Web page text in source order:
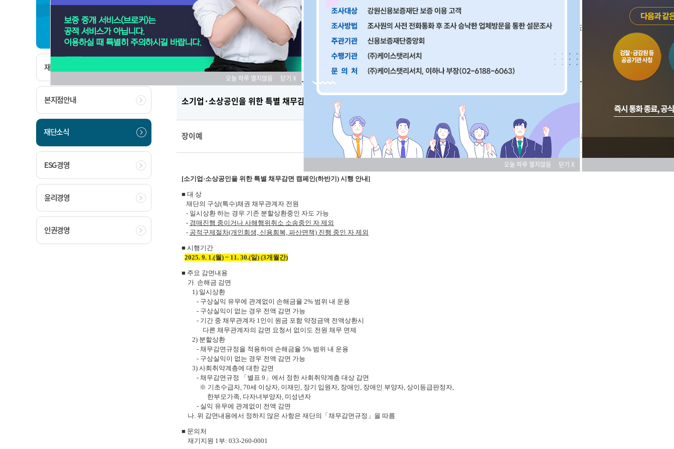
재단소개
재단소개
본지점안내
재단소식
ESG경영
윤리경영
인권경영
공지사항 재단소개 공지사항
소기업·소상공인을 위한 특별 채무감면 캠페인(하반기) 시행 안내
장이예 2025-08-28 조회3,415
[소기업·소상공인을 위한 특별 채무감면 캠페인(하반기) 시행 안내]
■ 대 상
재단의 구상(특수)채권 채무관계자 전원
- 일시상환 하는 경우 기존 분할상환중인 자도 가능
- 경매진행 중이거나 사해행위취소 소송중인 자 제외
- 공적구제절차(개인회생, 신용회복, 파산면책) 진행 중인 자 제외
■ 시행기간
2025. 9. 1.(월) ~ 11. 30.(일) (3개월간)
■ 주요 감면내용
가. 손해금 감면
1) 일시상환
- 구상실익 유무에 관계없이 손해금율 2% 범위 내 운용
- 구상실익이 없는 경우 전액 감면 가능
- 기간 중 채무관계자 1인이 원금 포함 약정금액 전액상환시
다른 채무관계자의 감면 요청서 없이도 전원 채무 면제
2) 분할상환
- 채무감면규정을 적용하여 손해금율 5% 범위 내 운용
- 구상실익이 없는 경우 전액 감면 가능
3) 사회취약계층에 대한 감면
- 채무감면규정 「별표 9」에서 정한 사회취약계층 대상 감면
※ 기초수급자, 70세 이상자, 이재민, 장기 입원자, 장애인, 장애인 부양자, 상이등급판정자,
한부모가족, 다자녀부양자, 미성년자
- 실익 유무에 관계없이 전액 감면
나. 위 감면내용에서 정하지 않은 사항은 재단의「채무감면규정」을 따름
■ 문의처
재기지원 1부: 033-260-0001
오늘 하루 열지않음 닫기 X
오늘 하루 열지않음 닫기 X